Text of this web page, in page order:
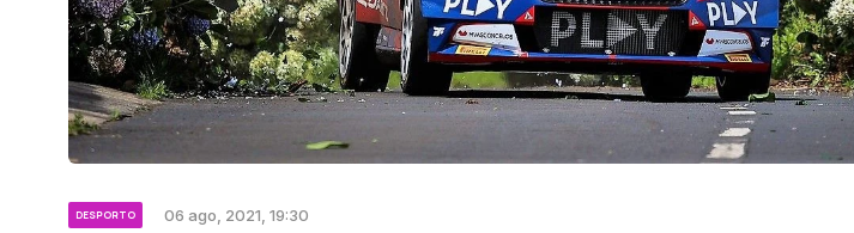
DESPORTO 06 ago, 2021, 19:30